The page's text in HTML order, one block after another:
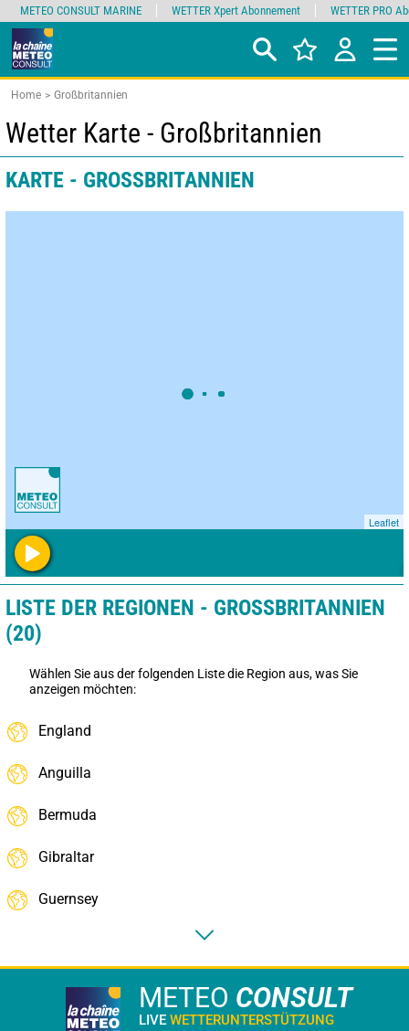
Home Großbritannien
Wetter Karte - Großbritannien
KARTE - GROSSBRITANNIEN
Leaflet
LISTE DER REGIONEN - GROSSBRITANNIEN (
20)
Wählen Sie aus der folgenden Liste die Region aus, was Sie
anzeigen möchten:
England
Anguilla
Bermuda
Gibraltar
Guernsey
METEO CONSULT
LIVE WETTERUNTERSTÜTZUNG
METEO CONSULT MARINE WETTER Xpert Abonnement WETTER PRO